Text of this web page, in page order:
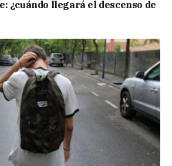
¿cuándo llegará el descenso de